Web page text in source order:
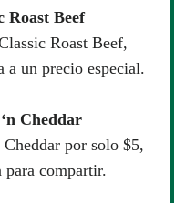
Roast Beef
Roast Beef,
a un precio especial.
Cheddar
por solo $5,
para compartir.